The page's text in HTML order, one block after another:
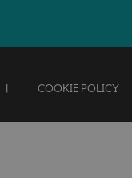
COOKIE POLICY